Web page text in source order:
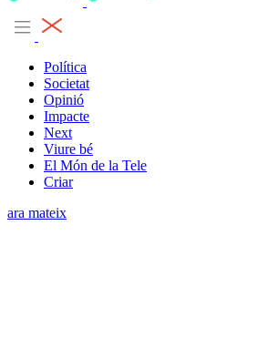
Política
Societat
Opinió
Impacte
Next
Viure bé
El Món de la Tele
Criar
ara mateix